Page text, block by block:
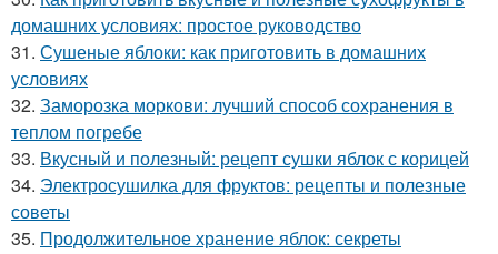
домашних условиях: простое руководство
31. Сушеные яблоки: как приготовить в домашних
условиях
32. Заморозка моркови: лучший способ сохранения в
теплом погребе
33. Вкусный и полезный: рецепт сушки яблок с корицей
34. Электросушилка для фруктов: рецепты и полезные
советы
35. Продолжительное хранение яблок: секреты